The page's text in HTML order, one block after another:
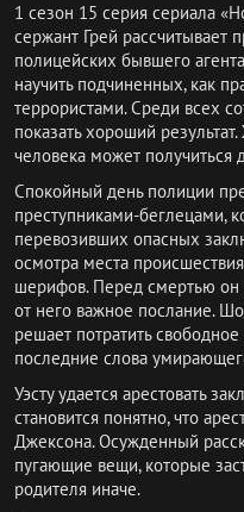
1 сезон 15 серия сериала
сержант Грей рассчитывает
полицейских бывшего
научить подчиненных, как
террористами. Среди всех
показать хороший
человека может
Спокойный день полиции
преступниками-беглецами,
перевозивших опасных
осмотра места
шерифов. Перед смертью он
от него важное послание.
решает потратить
последние слова
Уэсту удается арестовать
становится понятно, что
Джексона. Осужденный
пугающие вещи, которые
родителя иначе.